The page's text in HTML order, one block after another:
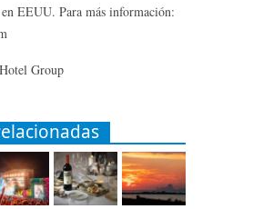
EEUU. Para más información:
Group